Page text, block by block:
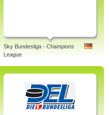
Sky Bundesliga - Champions
League